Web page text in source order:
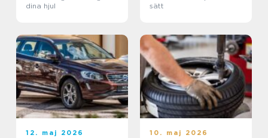
dina hjul
sätt
12. maj 2026 10. maj 2026